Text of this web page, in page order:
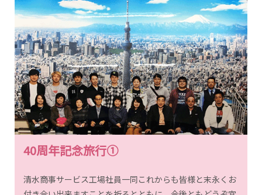
40周年記念旅行①
清水商事サービス工場社員一同これからも皆様と末永くお